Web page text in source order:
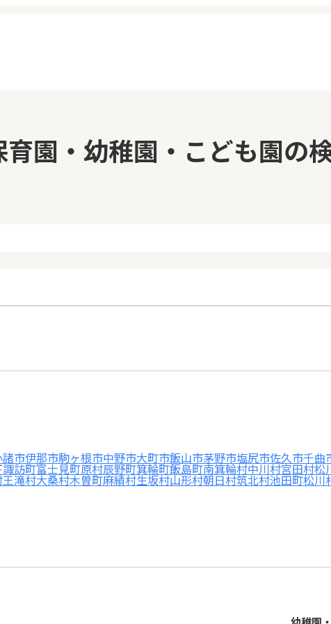
閲覧履歴
お気に入り
メッセージ
おすすめの園
育園・幼稚園・こども園の
諸市伊那市駒ヶ根市中野市大町市飯山市茅野市塩尻市佐久市千曲
訪町富士見町原村辰野町箕輪町飯島町南箕輪村中川村宮田村松
王滝村大桑村木曽町麻績村生坂村山形村朝日村筑北村池田町松川